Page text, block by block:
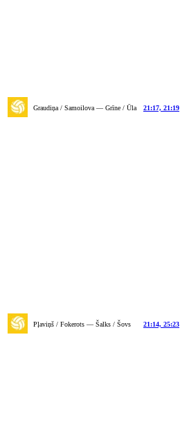
Graudiņa / Samoilova — Grīne / Ūla 21:17, 21:19
Pļaviņš / Fokerots — Šalks / Šovs 21:14, 25:23